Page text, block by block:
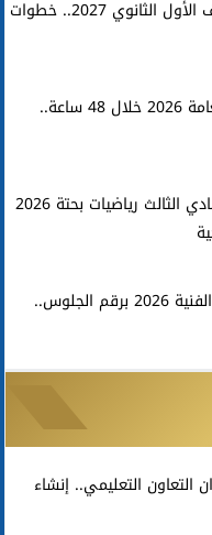
رابط تقديم الصف الأول الثانوي 2027.. خطوات
نتيجة الثانوية العامة 2026 خلال 48 ساعة..
النموذج الاسترشادي الثالث رياضيات بحتة 2026
نتيجة الدبلومات الفنية 2026 برقم الجلوس..
التعاون التعليمي.. إنشاء